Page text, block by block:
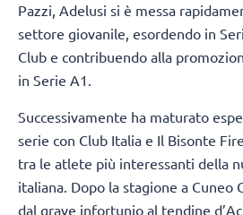
Pazzi, Adelusi si è messa
settore giovanile, esordendo in
Club e contribuendo alla
in Serie A1.
Successivamente ha maturato
serie con Club Italia e Il Bisonte
tra le atlete più interessanti della
italiana. Dopo la stagione a Cuneo
dal grave infortunio al tendine